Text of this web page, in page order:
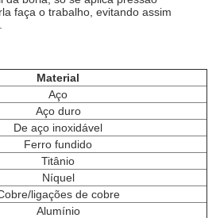
faça o trabalho, evitando assim
Material
Aço
Aço duro
De aço inoxidável
Ferro fundido
Titânio
Níquel
ligações de cobre
Alumínio